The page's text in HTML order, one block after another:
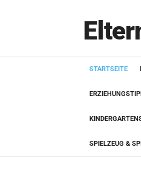
STARTSEITE
SPIELZEUG &